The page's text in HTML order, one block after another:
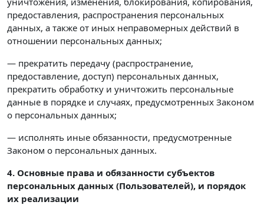
предоставления, распространения персональных
данных, а также от иных неправомерных действий в
отношении персональных данных;
— прекратить передачу (распространение,
предоставление, доступ) персональных данных,
прекратить обработку и уничтожить персональные
данные в порядке и случаях, предусмотренных Законом
о персональных данных;
— исполнять иные обязанности, предусмотренные
Законом о персональных данных.
4. Основные права и обязанности субъектов
персональных данных (Пользователей), и порядок
их реализации